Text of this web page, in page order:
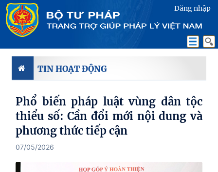
Đăng nhập
TIN HOẠT ĐỘNG
Phổ biến pháp luật vùng dân tộc
thiểu số: Cần đổi mới nội dung và
phương thức tiếp cận
07/05/2026